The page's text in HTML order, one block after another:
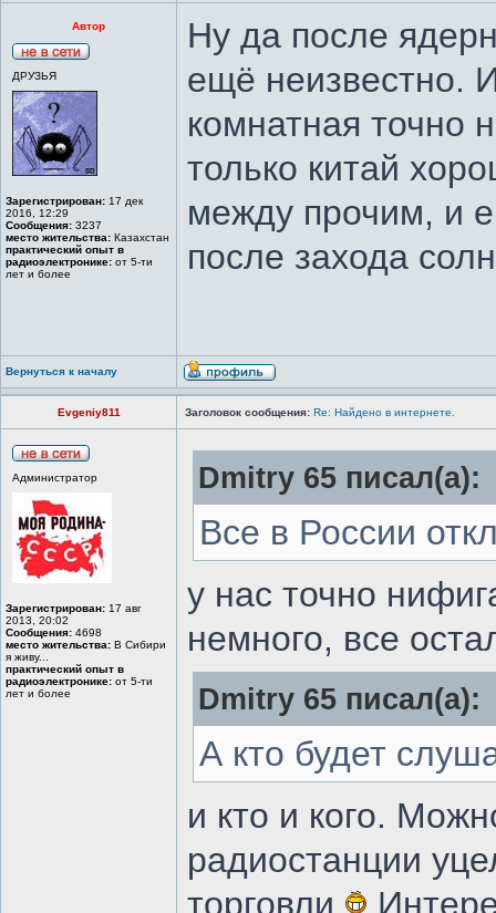
Автор
ДРУЗЬЯ
Зарегистрирован: 17 дек
2016, 12:29
Сообщения: 3237
место жительства: Казахстан
практический опыт в
радиоэлектронике: от 5-ти
лет и более
Ну да после
ещё неизвестно.
комнатная точно
только китай
между прочим, и
после захода
Вернуться к началу
Evgeniy811 Заголовок сообщения: Re: Найдено в интернете.
Администратор
Зарегистрирован: 17 авг
2013, 20:02
Сообщения: 4698
место жительства: В Сибири
я живу...
практический опыт в
радиоэлектронике: от 5-ти
лет и более
Dmitry 65 писал(а):
Все в России
у нас точно
немного, все
Dmitry 65 писал(а):
А кто будет
и кто и кого.
радиостанции
торговли